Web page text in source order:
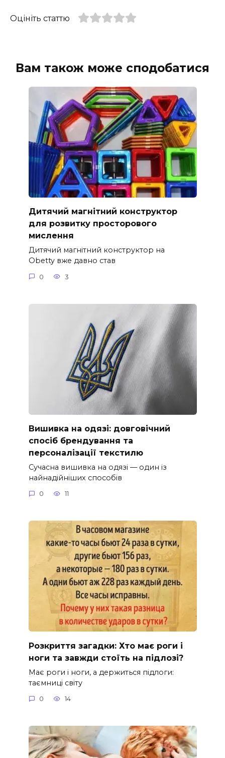
Оцініть статтю
Вам також може сподобатися
Дитячий магнітний конструктор
для розвитку просторового
мислення
Дитячий магнітний конструктор на
Obetty вже давно став
0 3
Вишивка на одязі: довговічний
спосіб брендування та
персоналізації текстилю
Сучасна вишивка на одязі — один із
найнадійніших способів
0 11
Розкриття загадки: Хто має роги і
ноги та завжди стоїть на підлозі?
Має роги і ноги, а держиться підлоги:
таємниці світу
0 14